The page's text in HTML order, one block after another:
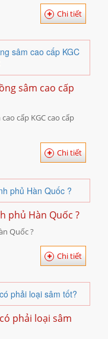
Chi tiết
sâm cao cấp
cấp KGC cao cấp
Chi tiết
phủ Hàn Quốc ?
Quốc ?
Chi tiết
phải loại sâm